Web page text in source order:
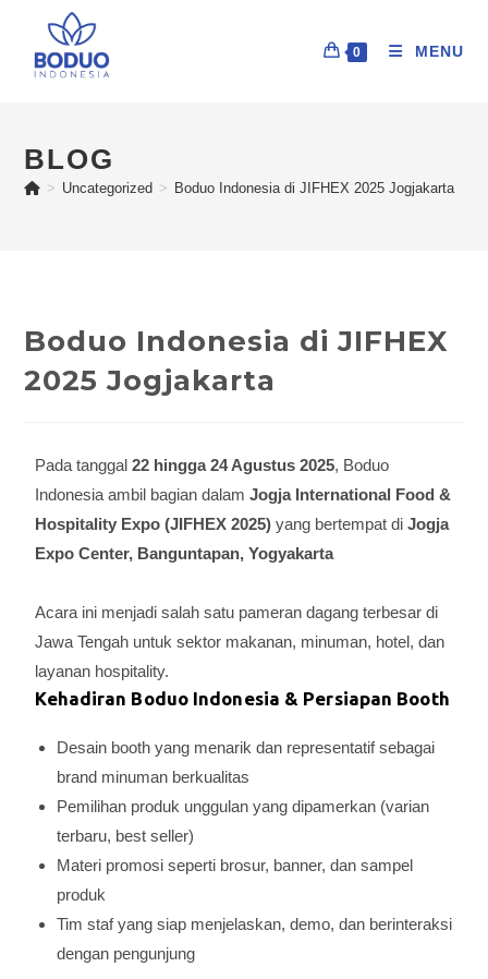
0 MENU
BLOG
> Uncategorized > Boduo Indonesia di JIFHEX 2025 Jogjakarta
Boduo Indonesia di JIFHEX
2025 Jogjakarta
Pada tanggal22 hingga 24 Agustus 2025, Boduo
Indonesia ambil bagian dalamJogja International Food &
Hospitality Expo (JIFHEX 2025) yang bertempat diJogja
Expo Center, Banguntapan, Yogyakarta
Acara ini menjadi salah satu pameran dagang terbesar di
Jawa Tengah untuk sektor makanan, minuman, hotel, dan
layanan hospitality.
Kehadiran Boduo Indonesia & Persiapan Booth
Desain booth yang menarik dan representatif sebagai
brand minuman berkualitas
Pemilihan produk unggulan yang dipamerkan (varian
terbaru, best seller)
Materi promosi seperti brosur, banner, dan sampel
produk
Tim staf yang siap menjelaskan, demo, dan berinteraksi
dengan pengunjung